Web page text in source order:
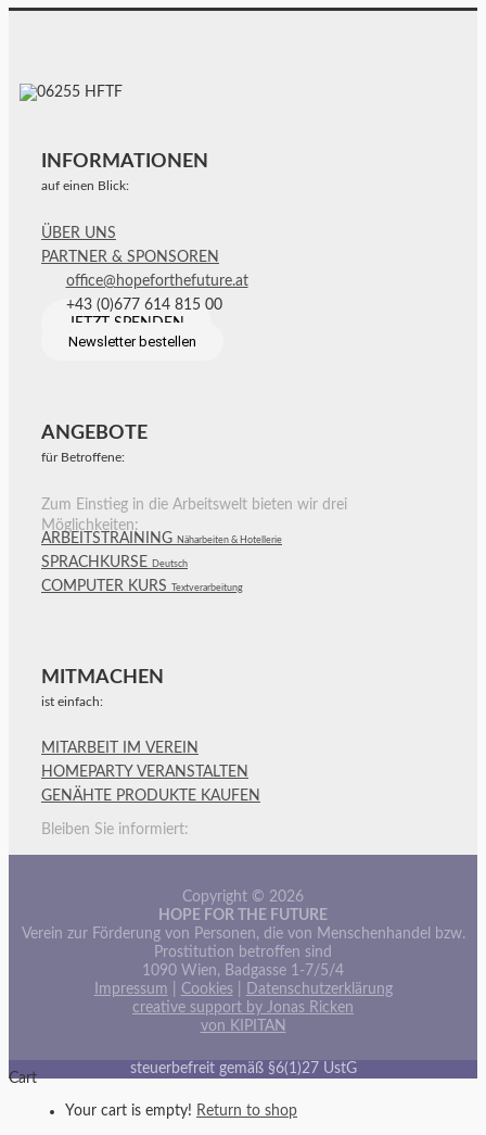
INFORMATIONEN
auf einen Blick:
ÜBER UNS
PARTNER & SPONSOREN
office@hopeforthefuture.at
+43 (0)677 614 815 00
JETZT SPENDEN
Newsletter bestellen
ANGEBOTE
für Betroffene:
Zum Einstieg in die Arbeitswelt bieten wir drei
Möglichkeiten:
ARBEITSTRAINING Näharbeiten & Hotellerie
SPRACHKURSE Deutsch
COMPUTER KURS Textverarbeitung
MITMACHEN
ist einfach:
MITARBEIT IM VEREIN
HOMEPARTY VERANSTALTEN
GENÄHTE PRODUKTE KAUFEN
Bleiben Sie informiert:
Copyright © 2026
HOPE FOR THE FUTURE
Verein zur Förderung von Personen, die von Menschenhandel bzw.
Prostitution betroffen sind
1090 Wien, Badgasse 1-7/5/4
Impressum
Cookies|
Datenschutzerklärung
creative support by Jonas Ricken
von KIPITAN
steuerbefreit gemäß §6(1)27 UstG
Cart
Your cart is empty! Return to shop